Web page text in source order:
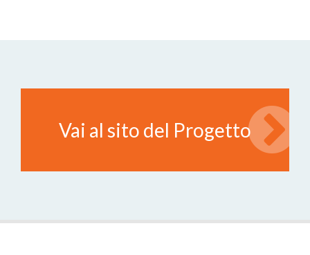
Vai al sito del Progetto